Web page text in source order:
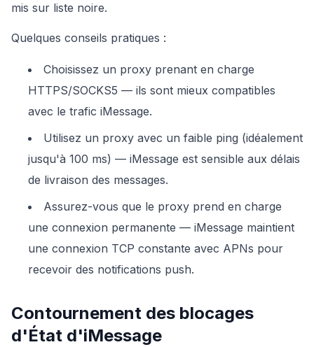
mis sur liste noire.
Quelques conseils pratiques :
Choisissez un proxy prenant en charge
HTTPS/SOCKS5 — ils sont mieux compatibles
avec le trafic iMessage.
Utilisez un proxy avec un faible ping (idéalement
jusqu'à 100 ms) — iMessage est sensible aux délais
de livraison des messages.
Assurez-vous que le proxy prend en charge
une connexion permanente — iMessage maintient
une connexion TCP constante avec APNs pour
recevoir des notifications push.
Contournement des blocages
d'État d'iMessage